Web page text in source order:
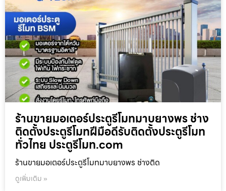
ร้านขายมอเตอร์ประตูรีโมทมาบยางพร ช่าง
ติดตั้งประตูรีโมทฝีมือดีรับติดตั้งประตูรีโมท
ทั่วไทย ประตูรีโมท.com
ร้านขายมอเตอร์ประตูรีโมทมาบยางพร ช่างติด
ดูเพิ่มเติม »